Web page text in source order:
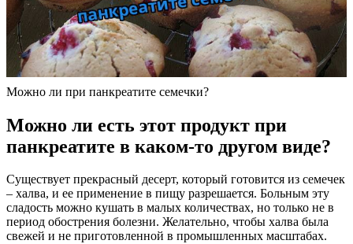
Можно ли при панкреатите семечки?
Можно ли есть этот продукт при
панкреатите в каком-то другом виде?
Существует прекрасный десерт, который готовится из семечек
– халва, и ее применение в пищу разрешается. Больным эту
сладость можно кушать в малых количествах, но только не в
период обострения болезни. Желательно, чтобы халва была
свежей и не приготовленной в промышленных масштабах.